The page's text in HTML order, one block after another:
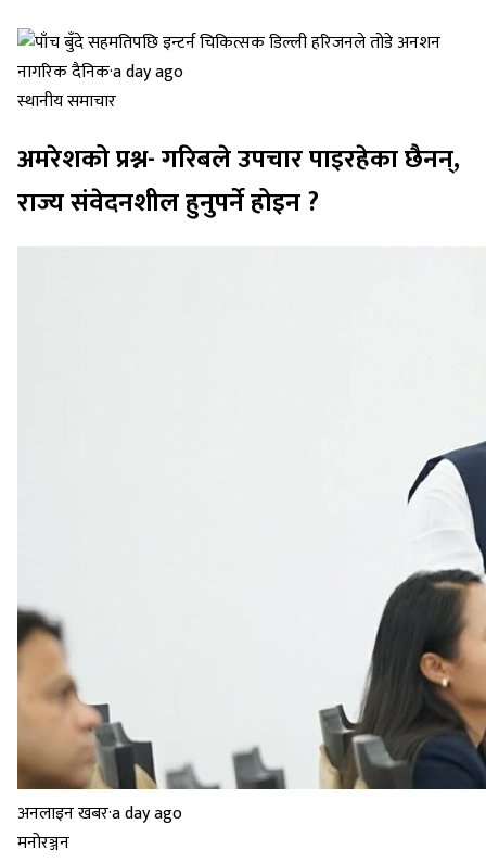
नागरिक दैनिक·a day ago
स्थानीय समाचार
अमरेशको प्रश्न- गरिबले उपचार पाइरहेका छैनन्,
राज्य संवेदनशील हुनुपर्ने होइन ?
अनलाइन खबर·a day ago
मनोरञ्जन